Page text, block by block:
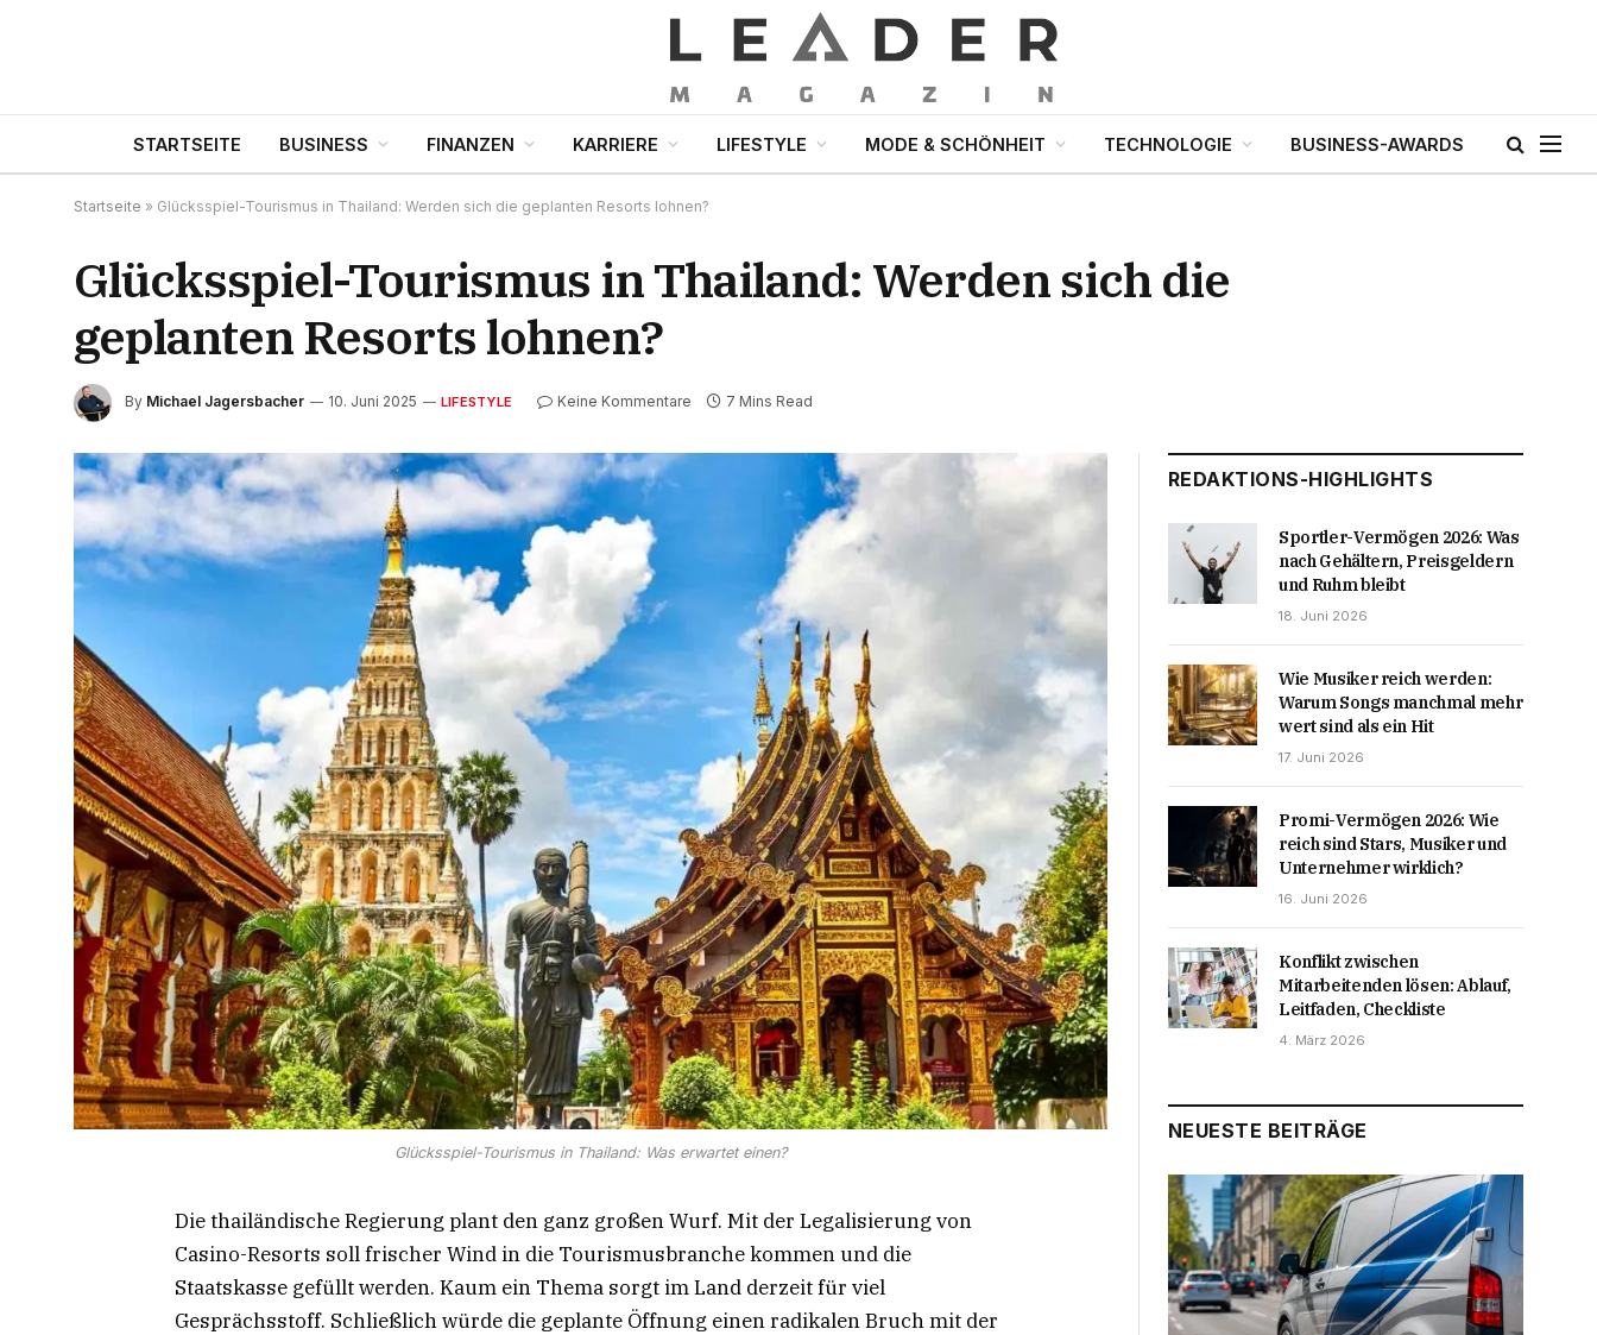
STARTSEITE BUSINESS FINANZEN KARRIERE LIFESTYLE MODE & SCHÖNHEIT TECHNOLOGIE BUSINESS-AWARDS
Startseite » Glücksspiel-Tourismus in Thailand: Werden sich die geplanten Resorts lohnen?
Glücksspiel-Tourismus in Thailand: Werden sich die
geplanten Resorts lohnen?
By Michael Jagersbacher 10. Juni 2025 LIFESTYLE Keine Kommentare 7 Mins Read
Glücksspiel-Tourismus in Thailand: Was erwartet einen?
Die thailändische Regierung plant den ganz großen Wurf. Mit der Legalisierung von
Casino-Resorts soll frischer Wind in die Tourismusbranche kommen und die
Staatskasse gefüllt werden. Kaum ein Thema sorgt im Land derzeit für viel
Gesprächsstoff. Schließlich würde die geplante Öffnung einen radikalen Bruch mit der
REDAKTIONS-HIGHLIGHTS
Sportler-Vermögen 2026: Was
nach Gehältern, Preisgeldern
und Ruhm bleibt
18. Juni 2026
Wie Musiker reich werden:
Warum Songs manchmal mehr
wert sind als ein Hit
17. Juni 2026
Promi-Vermögen 2026: Wie
reich sind Stars, Musiker und
Unternehmer wirklich?
16. Juni 2026
Konflikt zwischen
Mitarbeitenden lösen: Ablauf,
Leitfaden, Checkliste
4. März 2026
NEUESTE BEITRÄGE